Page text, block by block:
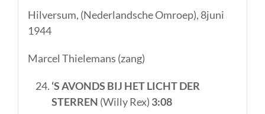
Hilversum, (Nederlandsche Omroep), 8juni
1944
Marcel Thielemans (zang)
‘S AVONDS BIJ HET LICHT DER
STERREN (Willy Rex) 3:08